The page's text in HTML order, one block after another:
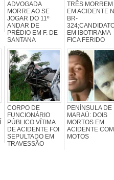
ADVOGADA
MORRE AO SE
JOGAR DO 11º
ANDAR DE
PRÉDIO EM F. DE
SANTANA
TRÊS MORREM
EM ACIDENTE
BR-
EM IBOTIRAMA
FICA FERIDO
CORPO DE
FUNCIONÁRIO
PÚBLICO VÍTIMA
DE ACIDENTE FOI
SEPULTADO EM
TRAVESSÃO
PENÍNSULA DE
MARAÚ: DOIS
MORTOS EM
ACIDENTE COM
MOTOS